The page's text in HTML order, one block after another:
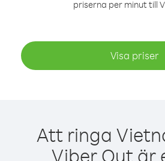
priserna per minut till
Visa priser
Att ringa
Viber Out är